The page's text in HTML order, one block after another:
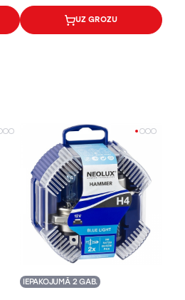
UZ GROZU
IEPAKOJUMĀ 2 GAB.